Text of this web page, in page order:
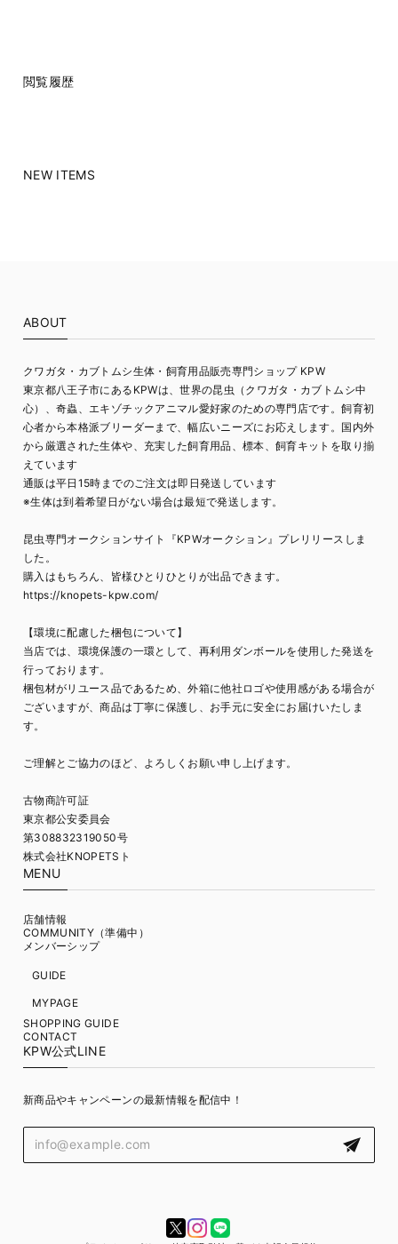
閲覧履歴
NEW ITEMS
ABOUT
クワガタ・カブトムシ生体・飼育用品販売専門ショップ KPW
東京都八王子市にあるKPWは、世界の昆虫（クワガタ・カブトムシ中
心）、奇蟲、エキゾチックアニマル愛好家のための専門店です。飼育初
心者から本格派ブリーダーまで、幅広いニーズにお応えします。国内外
から厳選された生体や、充実した飼育用品、標本、飼育キットを取り揃
えています
通販は平日15時までのご注文は即日発送しています
※生体は到着希望日がない場合は最短で発送します。
昆虫専門オークションサイト『KPWオークション』プレリリースしま
した。
購入はもちろん、皆様ひとりひとりが出品できます。
https://knopets-kpw.com/
【環境に配慮した梱包について】
当店では、環境保護の一環として、再利用ダンボールを使用した発送を
行っております。
梱包材がリユース品であるため、外箱に他社ロゴや使用感がある場合が
ございますが、商品は丁寧に保護し、お手元に安全にお届けいたしま
す。
ご理解とご協力のほど、よろしくお願い申し上げます。
古物商許可証
東京都公安委員会
第308832319050号
株式会社KNOPETSト
MENU
店舗情報
COMMUNITY（準備中）
メンバーシップ
GUIDE
MYPAGE
SHOPPING GUIDE
CONTACT
KPW公式LINE
新商品やキャンペーンの最新情報を配信中！